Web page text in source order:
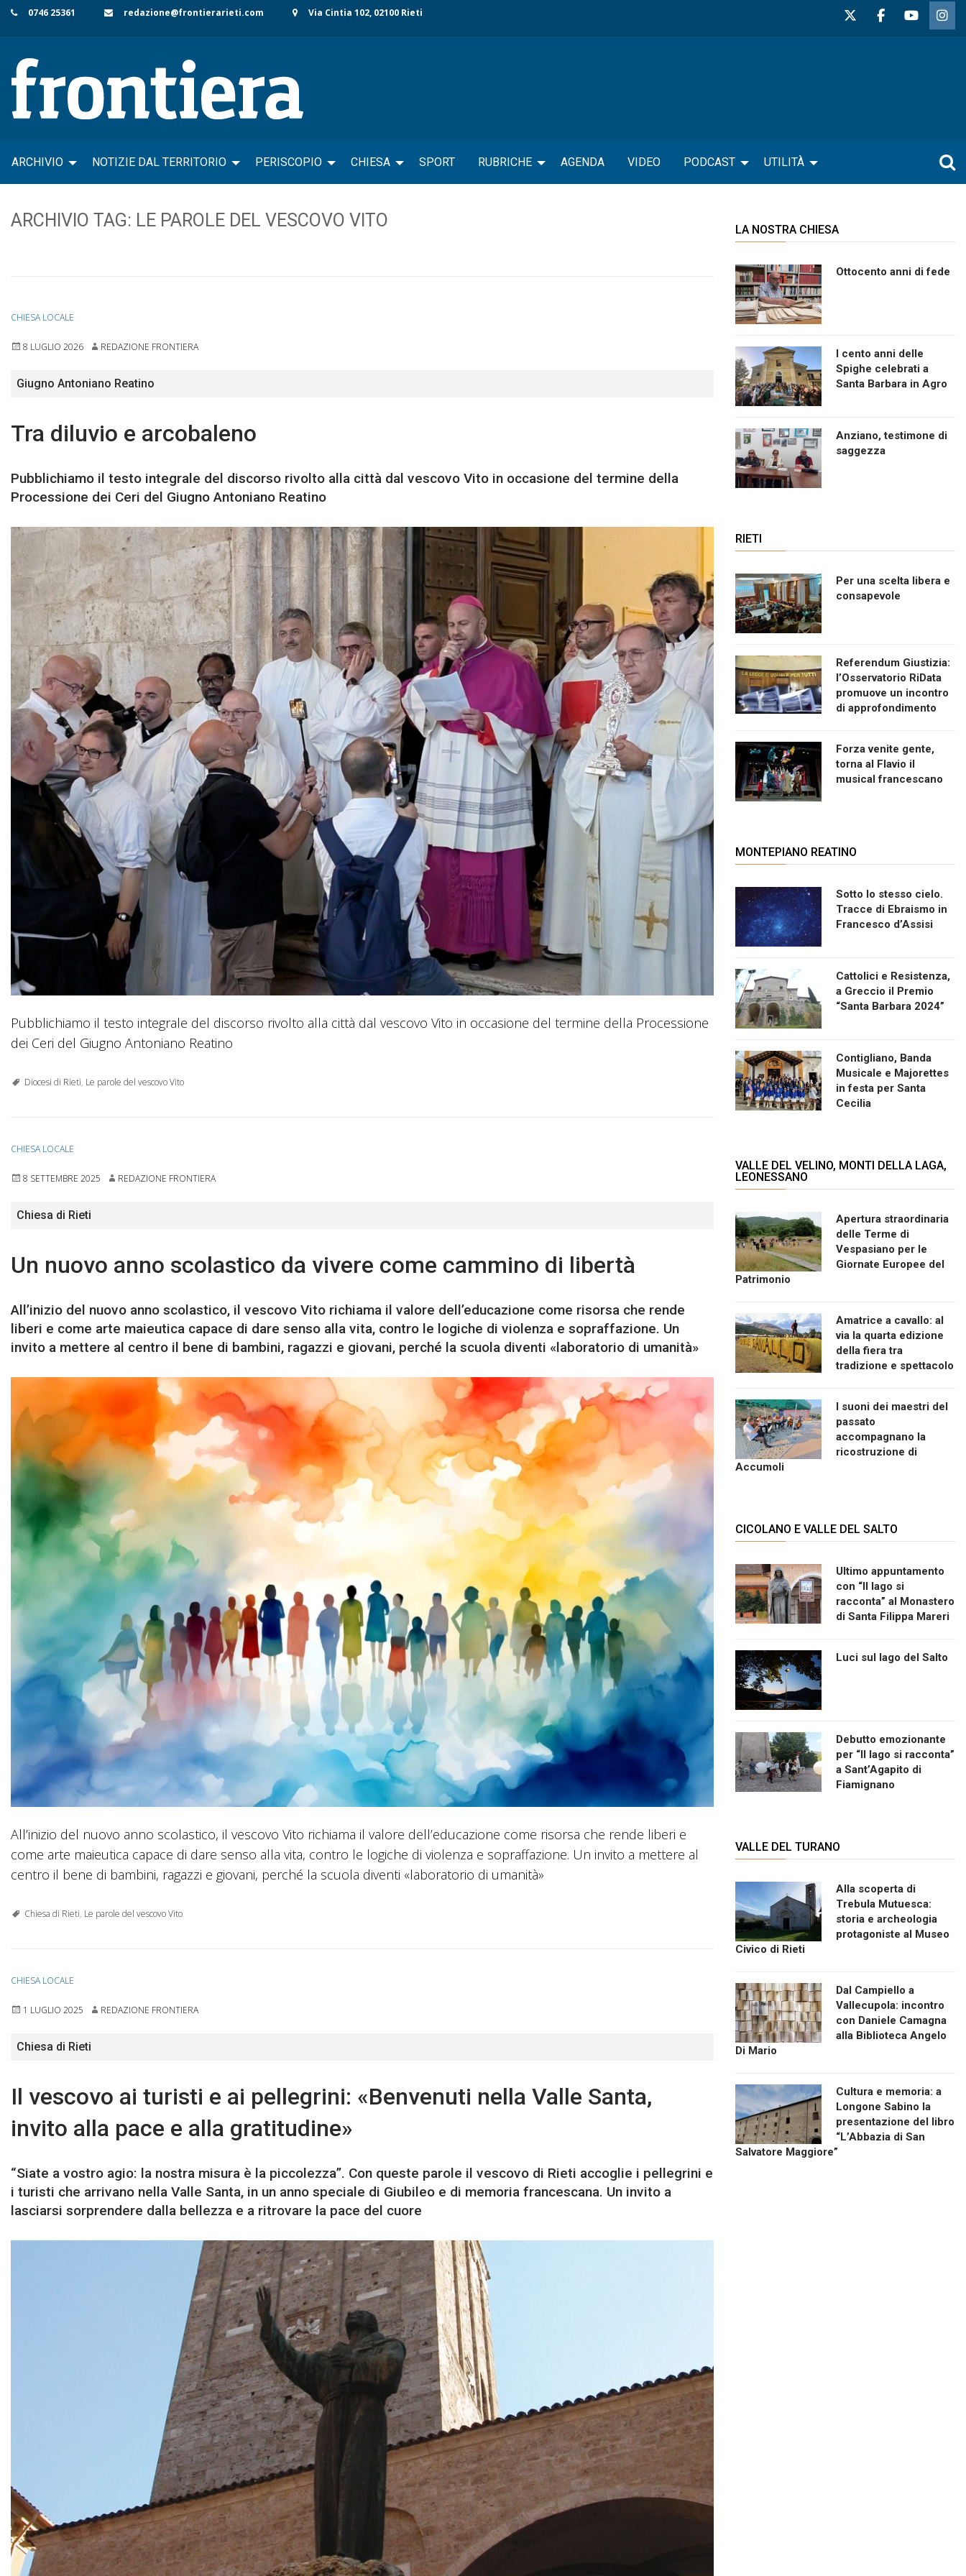
Skip
content
0746 25361 redazione@frontierarieti.com Via Cintia 102, 02100 Rieti
ARCHIVIO NOTIZIE DAL TERRITORIO PERISCOPIO CHIESA SPORT RUBRICHE AGENDA VIDEO PODCAST UTILITÀ
ARCHIVIO TAG: LE PAROLE DEL VESCOVO VITO
CHIESA LOCALE
8 LUGLIO 2026 REDAZIONE FRONTIERA
Giugno Antoniano Reatino
Tra diluvio e arcobaleno
Pubblichiamo il testo integrale del discorso rivolto alla città dal vescovo Vito in occasione del termine della
Processione dei Ceri del Giugno Antoniano Reatino
Pubblichiamo il testo integrale del discorso rivolto alla città dal vescovo Vito in occasione del termine della Processione
dei Ceri del Giugno Antoniano Reatino
Diocesi di Rieti, Le parole del vescovo Vito
CHIESA LOCALE
8 SETTEMBRE 2025 REDAZIONE FRONTIERA
Chiesa di Rieti
Un nuovo anno scolastico da vivere come cammino di libertà
All’inizio del nuovo anno scolastico, il vescovo Vito richiama il valore dell’educazione come risorsa che rende
liberi e come arte maieutica capace di dare senso alla vita, contro le logiche di violenza e sopraffazione. Un
invito a mettere al centro il bene di bambini, ragazzi e giovani, perché la scuola diventi «laboratorio di umanità»
All’inizio del nuovo anno scolastico, il vescovo Vito richiama il valore dell’educazione come risorsa che rende liberi e
come arte maieutica capace di dare senso alla vita, contro le logiche di violenza e sopraffazione. Un invito a mettere al
centro il bene di bambini, ragazzi e giovani, perché la scuola diventi «laboratorio di umanità»
Chiesa di Rieti, Le parole del vescovo Vito
CHIESA LOCALE
1 LUGLIO 2025 REDAZIONE FRONTIERA
Chiesa di Rieti
Il vescovo ai turisti e ai pellegrini: «Benvenuti nella Valle Santa,
invito alla pace e alla gratitudine»
“Siate a vostro agio: la nostra misura è la piccolezza”. Con queste parole il vescovo di Rieti accoglie i pellegrini e
i turisti che arrivano nella Valle Santa, in un anno speciale di Giubileo e di memoria francescana. Un invito a
lasciarsi sorprendere dalla bellezza e a ritrovare la pace del cuore
LA NOSTRA CHIESA
Ottocento anni di fede
I cento anni delle
Spighe celebrati a
Santa Barbara in Agro
Anziano, testimone di
saggezza
RIETI
Per una scelta libera e
consapevole
Referendum Giustizia:
l’Osservatorio RiData
promuove un incontro
di approfondimento
Forza venite gente,
torna al Flavio il
musical francescano
MONTEPIANO REATINO
Sotto lo stesso cielo.
Tracce di Ebraismo in
Francesco d’Assisi
Cattolici e Resistenza,
a Greccio il Premio
“Santa Barbara 2024”
Contigliano, Banda
Musicale e Majorettes
in festa per Santa
Cecilia
VALLE DEL VELINO, MONTI DELLA LAGA,
LEONESSANO
Apertura straordinaria
delle Terme di
Vespasiano per le
Giornate Europee del
Patrimonio
Amatrice a cavallo: al
via la quarta edizione
della fiera tra
tradizione e spettacolo
I suoni dei maestri del
passato
accompagnano la
ricostruzione di
Accumoli
CICOLANO E VALLE DEL SALTO
Ultimo appuntamento
con “Il lago si
racconta” al Monastero
di Santa Filippa Mareri
Luci sul lago del Salto
Debutto emozionante
per “Il lago si racconta”
a Sant’Agapito di
Fiamignano
VALLE DEL TURANO
Alla scoperta di
Trebula Mutuesca:
storia e archeologia
protagoniste al Museo
Civico di Rieti
Dal Campiello a
Vallecupola: incontro
con Daniele Camagna
alla Biblioteca Angelo
Di Mario
Cultura e memoria: a
Longone Sabino la
presentazione del libro
“L’Abbazia di San
Salvatore Maggiore”